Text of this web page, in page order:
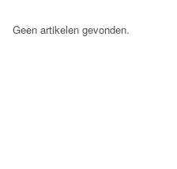
Geen artikelen gevonden.